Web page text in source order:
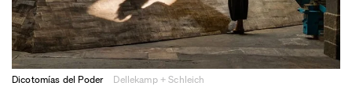
Dicotomías del Poder Dellekamp + Schleich